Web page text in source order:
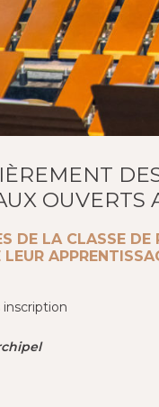
OUVERTS
DE LA CLASSE
LEUR
inscription